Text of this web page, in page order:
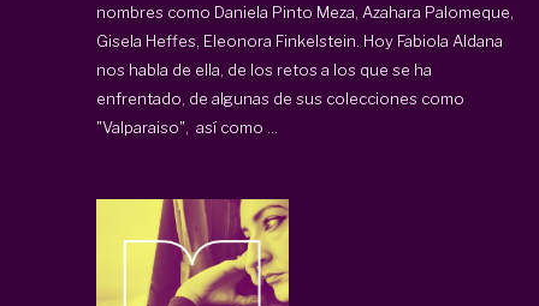
nombres como Daniela Pinto Meza, Azahara Palomeque,
Gisela Heffes, Eleonora Finkelstein. Hoy Fabiola Aldana
nos habla de ella, de los retos a los que se ha
enfrentado, de algunas de sus colecciones como
"Valparaiso", así como ...